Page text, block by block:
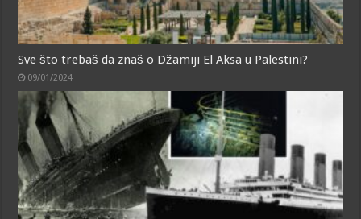
Sve što trebaš da znaš o Džamiji El Aksa u Palestini?
09/01/2024